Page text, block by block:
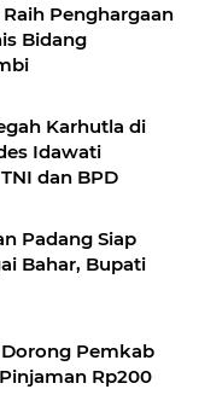
Penghargaan
Bidang
Karhutla di
Idawati
dan BPD
Padang Siap
Bahar, Bupati
Pemkab
Rp200